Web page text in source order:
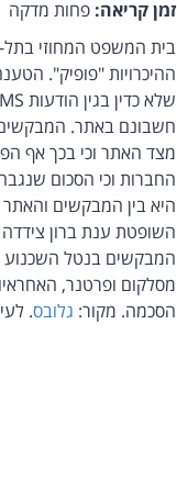
זמן קריאה: פחות מדקה
בית המשפט המחוזי
ההיכרויות "פופיק".
חשבונם באתר. המבקשים
היא בין המבקשים
השופטת ענת ברון
המבקשים בנטל השכנוע
מסלקום ופרטנר,
הסכמה. מקור: גלובס.